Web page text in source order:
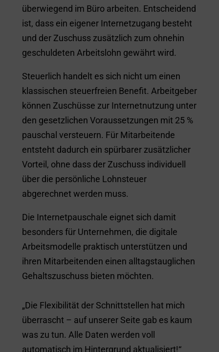
überwiegend im Büro arbeiten. Entscheidend
ist, dass ein eigener Internetzugang besteht
und der Zuschuss zusätzlich zum ohnehin
geschuldeten Arbeitslohn gewährt wird.
Steuerlich handelt es sich nicht um einen
klassischen steuerfreien Benefit. Arbeitgeber
können Zuschüsse zur Internetnutzung unter
den gesetzlichen Voraussetzungen mit 25 %
pauschal versteuern. Für Mitarbeitende
entsteht dadurch ein spürbarer zusätzlicher
Vorteil, ohne dass der Zuschuss individuell
über die persönliche Lohnsteuer
abgerechnet werden muss.
Die Internetpauschale eignet sich damit
besonders für Unternehmen, die digitale
Arbeitsmodelle praktisch unterstützen und
ihren Mitarbeitenden einen alltagstauglichen
Gehaltszuschuss bieten möchten.
„Die Flexibilität der Schnittstellen hat mich
überrascht – auf unserer Seite gab es kaum
was zu tun. Alle Daten werden voll
automatisch im Hintergrund aktualisiert!“